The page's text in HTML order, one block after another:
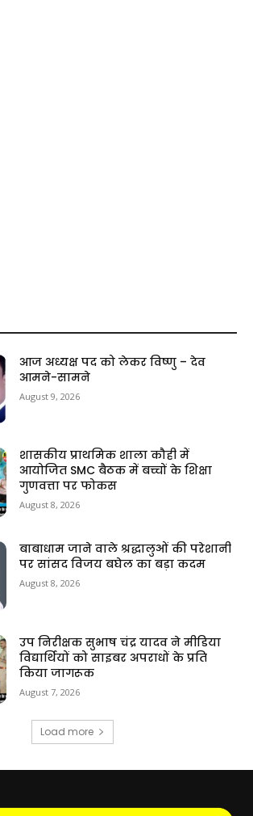
आज अध्यक्ष पद को लेकर विष्णु – देव
आमने-सामने
August 9, 2026
शासकीय प्राथमिक शाला कौही में
आयोजित SMC बैठक में बच्चों के शिक्षा
गुणवत्ता पर फोकस
August 8, 2026
बाबाधाम जाने वाले श्रद्धालुओं की परेशानी
पर सांसद विजय बघेल का बड़ा कदम
August 8, 2026
उप निरीक्षक सुभाष चंद्र यादव ने मीडिया
विद्यार्थियों को साइबर अपराधों के प्रति
किया जागरूक
August 7, 2026
Load more